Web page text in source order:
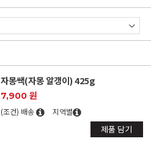
자몽쌕(자몽 알갱이) 425g
7,900 원
(조건) 배송 지역별
제품 담기